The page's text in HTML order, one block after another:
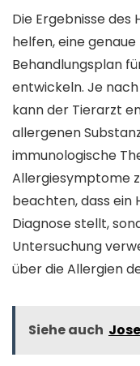
Die Ergebnisse
helfen, eine
Behandlungsplan
entwickeln. Je
kann der Tierarzt
allergenen
immunologische
Allergiesymptome
beachten, dass ein
Diagnose stellt,
Untersuchung
über die Allergien
Siehe auch